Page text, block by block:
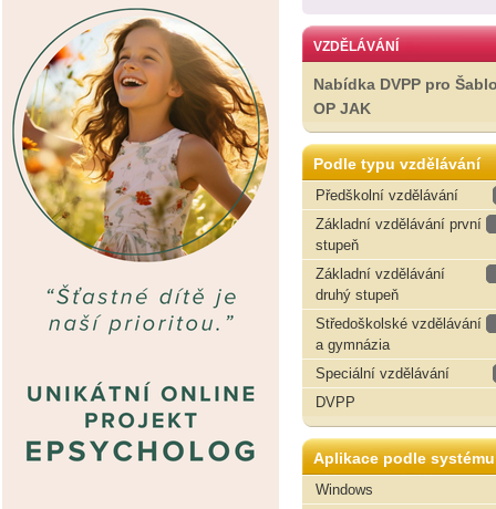
VZDĚLÁVÁNÍ
Nabídka DVPP pro
OP JAK
Podle typu vzdělávání
Předškolní vzdělávání
Základní vzdělávání první
stupeň
Základní vzdělávání
druhý stupeň
Středoškolské vzdělávání
a gymnázia
Speciální vzdělávání
DVPP
Aplikace podle systému
Windows